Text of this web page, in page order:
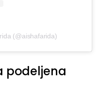
(@aishafarida)
podeljena